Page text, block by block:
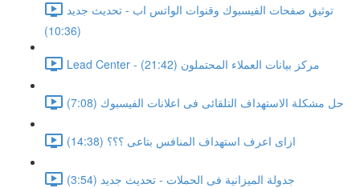
توثيق صفحات الفيسبوك وقنوات الواتس اب - تحديث جديد
(10:36)
Lead Center - مركز بيانات العملاء المحتملون (21:42)
حل مشكلة الاستهداف التلقائى فى اعلانات الفيسبوك (7:08)
ازاى اعرف استهداف المنافس بتاعى ؟؟؟ (14:38)
جدولة الميزانية فى الحملات - تحديث جديد (3:54)